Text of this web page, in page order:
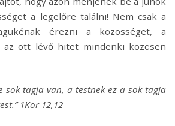
a legelőre találni! Nem csak a
érezni a közösséget, a
az ott lévő hitet mindenki közösen
sok tagja van, a testnek ez a sok tagja
1Kor 12,12